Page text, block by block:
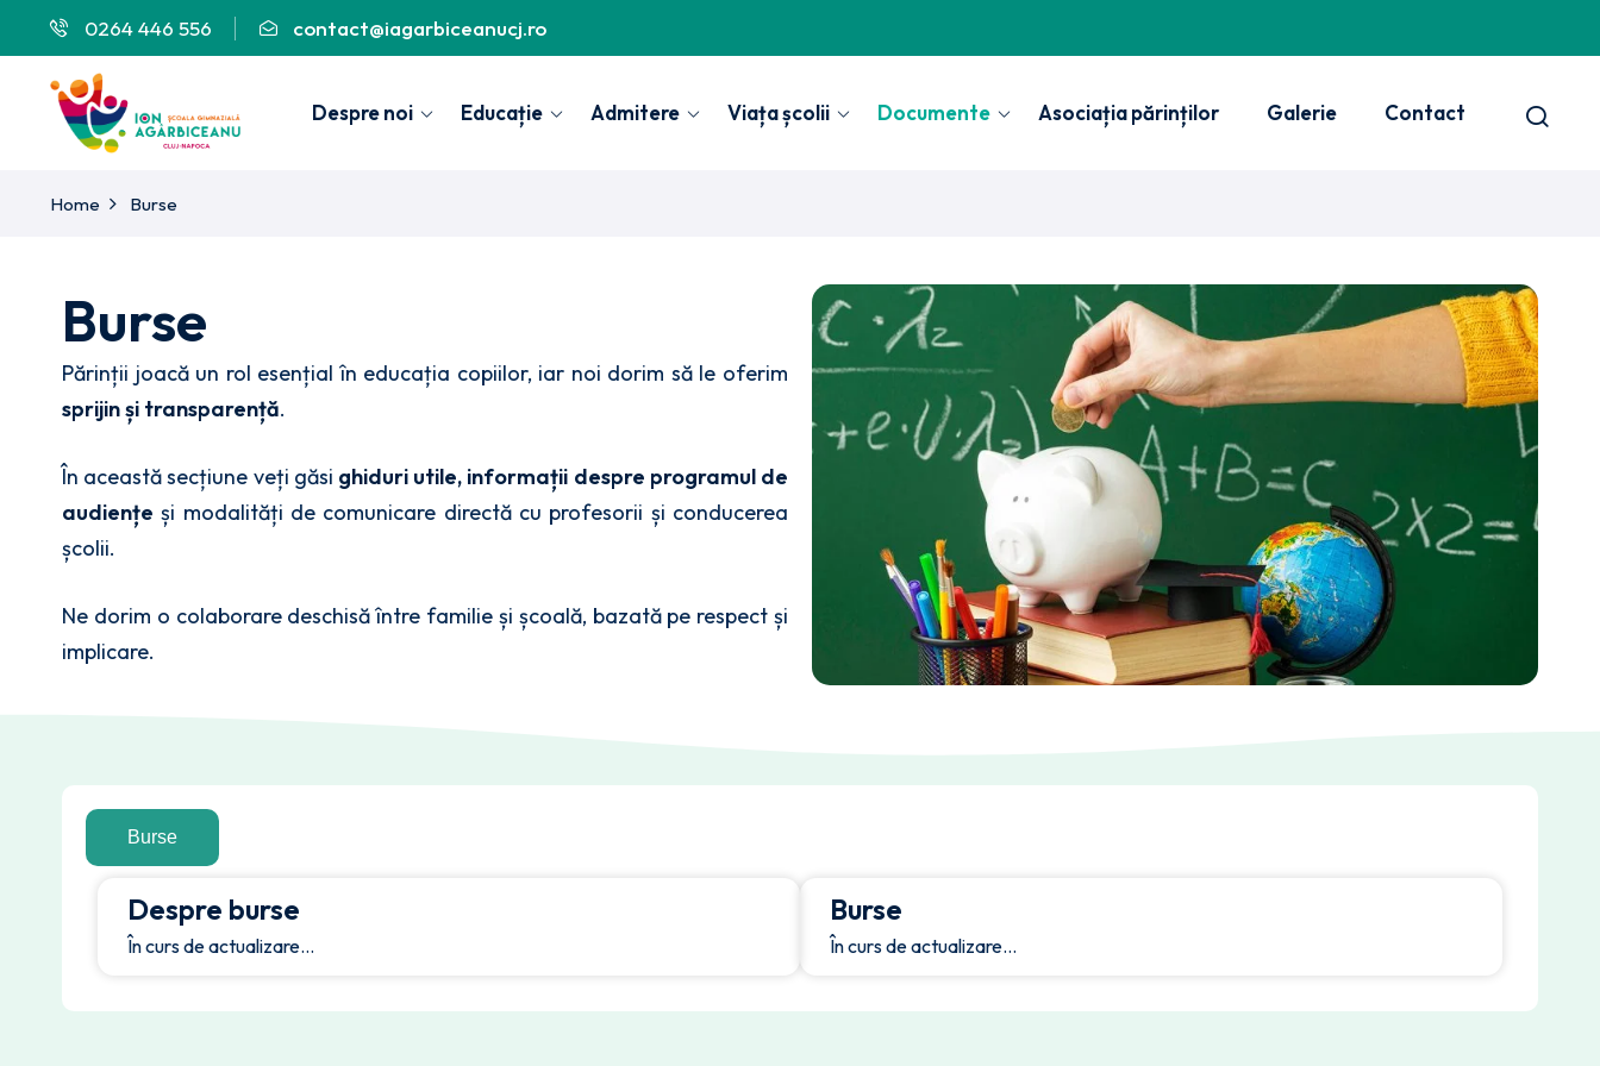
0264 446 556 contact@iagarbiceanucj.ro
Despre noi Educație Admitere Viața școlii Documente Asociația părinților Galerie Contact
Home Burse
Burse
Părinții joacă un rol esențial în educația copiilor, iar noi dorim să le oferim
sprijin și transparență.
În această secțiune veți găsi ghiduri utile, informații despre programul de
audiențe și modalități de comunicare directă cu profesorii și conducerea
școlii.
Ne dorim o colaborare deschisă între familie și școală, bazată pe respect și
implicare.
Burse
Despre burse
În curs de actualizare…
Burse
În curs de actualizare…